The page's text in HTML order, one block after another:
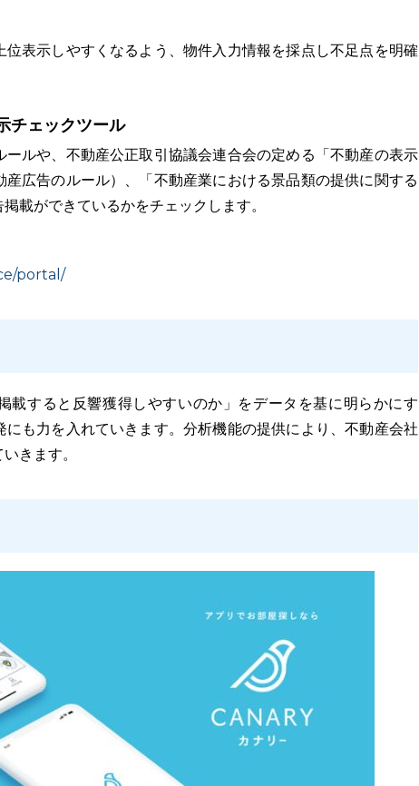
表示しやすくなるよう、物件入力情報を採点し不足点を明確
チェックツール
ルや、不動産公正取引協議会連合会の定める「不動産の表示
広告のルール）、「不動産業における景品類の提供に関する
載ができているかをチェックします。
portal/
載すると反響獲得しやすいのか」をデータを基に明らかにす
にも力を入れていきます。分析機能の提供により、不動産会社
きます。